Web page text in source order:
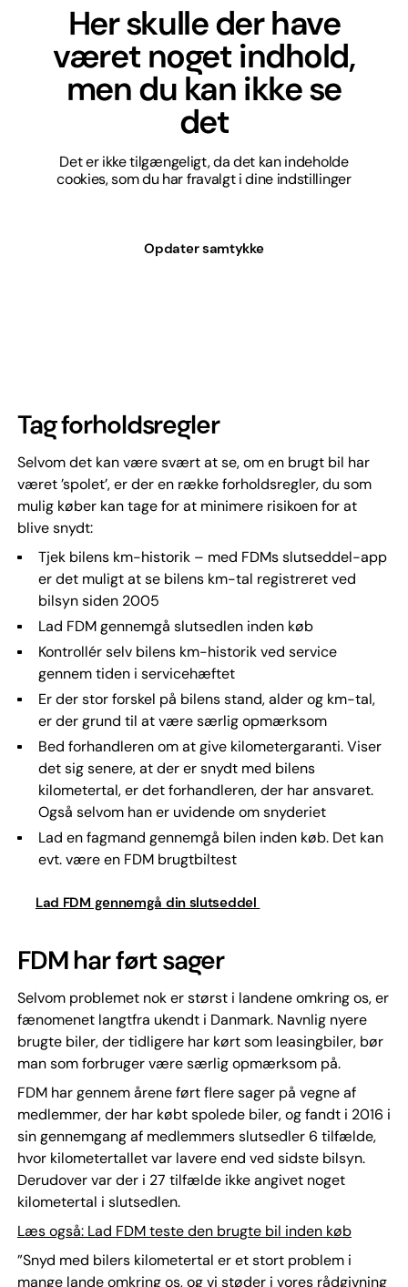
Her skulle der have
været noget indhold,
men du kan ikke se
det
Det er ikke tilgængeligt, da det kan indeholde
cookies, som du har fravalgt i dine indstillinger
Opdater samtykke
Tag forholdsregler
Selvom det kan være svært at se, om en brugt bil har
været ’spolet’, er der en række forholdsregler, du som
mulig køber kan tage for at minimere risikoen for at
blive snydt:
Tjek bilens km-historik – med FDMs slutseddel-app
er det muligt at se bilens km-tal registreret ved
bilsyn siden 2005
Lad FDM gennemgå slutsedlen inden køb
Kontrollér selv bilens km-historik ved service
gennem tiden i servicehæftet
Er der stor forskel på bilens stand, alder og km-tal,
er der grund til at være særlig opmærksom
Bed forhandleren om at give kilometergaranti. Viser
det sig senere, at der er snydt med bilens
kilometertal, er det forhandleren, der har ansvaret.
Også selvom han er uvidende om snyderiet
Lad en fagmand gennemgå bilen inden køb. Det kan
evt. være en FDM brugtbiltest
Lad FDM gennemgå din slutseddel
FDM har ført sager
Selvom problemet nok er størst i landene omkring os, er
fænomenet langtfra ukendt i Danmark. Navnlig nyere
brugte biler, der tidligere har kørt som leasingbiler, bør
man som forbruger være særlig opmærksom på.
FDM har gennem årene ført flere sager på vegne af
medlemmer, der har købt spolede biler, og fandt i 2016 i
sin gennemgang af medlemmers slutsedler 6 tilfælde,
hvor kilometertallet var lavere end ved sidste bilsyn.
Derudover var der i 27 tilfælde ikke angivet noget
kilometertal i slutsedlen.
Læs også: Lad FDM teste den brugte bil inden køb
”Snyd med bilers kilometertal er et stort problem i
mange lande omkring os, og vi støder i vores rådgivning